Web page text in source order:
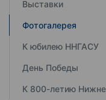
Выставки
Фотогалерея
К юбилею ННГАСУ
День Победы
К 800-летию